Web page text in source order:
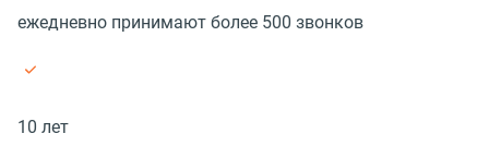
ежедневно принимают более 500 звонков
10 лет